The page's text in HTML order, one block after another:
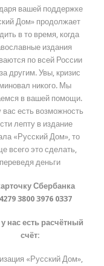
вашей поддержке
Дом» продолжает
в то время, когда
издания
по всей России
другим. Увы, кризис
никого. Мы
в вашей помощи.
вас есть возможность
лепту в издание
«Русский Дом», то
всего это сделать,
переведя деньги
Сбербанка
3800 3976 0337
нас есть расчётный
счёт:
«Русский Дом»,